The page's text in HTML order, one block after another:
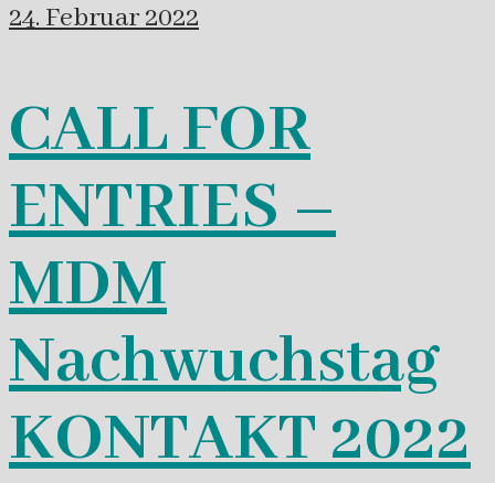
24. Februar 2022
CALL FOR
ENTRIES –
MDM
Nachwuchstag
KONTAKT 2022